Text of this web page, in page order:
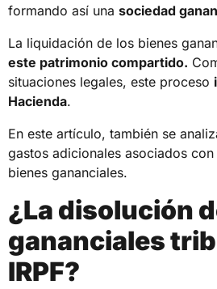
formando así una sociedad
La liquidación de los bienes
este patrimonio compartido.
situaciones legales, este proceso
Hacienda.
En este artículo, también se
gastos adicionales asociados
bienes gananciales.
¿La disolución
gananciales
IRPF?